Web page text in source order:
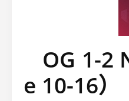
OG 1-2
e 10-16）